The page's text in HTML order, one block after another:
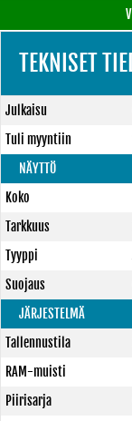
TEKNISET
Julkaisu
Tuli myyntiin
NÄYTTÖ
Koko
Tarkkuus
Tyyppi
Suojaus
JÄRJESTELMÄ
Tallennustila
RAM-muisti
Piirisarja